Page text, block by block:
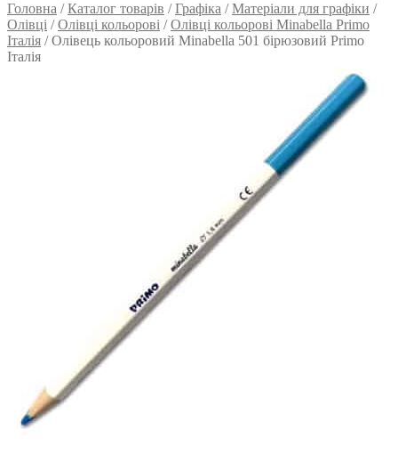
Головна /Каталог товарів /Графіка /Матеріали для графіки /
Олівці /Олівці кольорові /Олівці кольорові Minabella Primo
Італія /Олівець кольоровий Minabella 501 бірюзовий Primo
Італія